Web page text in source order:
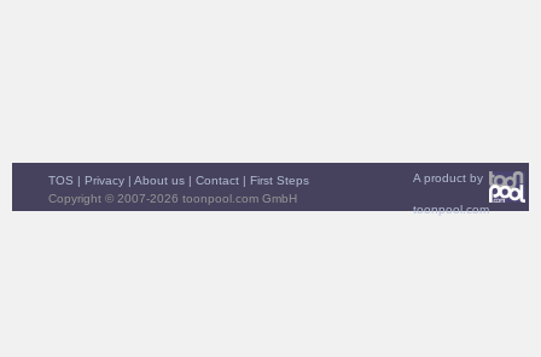
A product by
toonpool.com
TOS | Privacy | About us | Contact | First Steps
Copyright © 2007-2026 toonpool.com GmbH